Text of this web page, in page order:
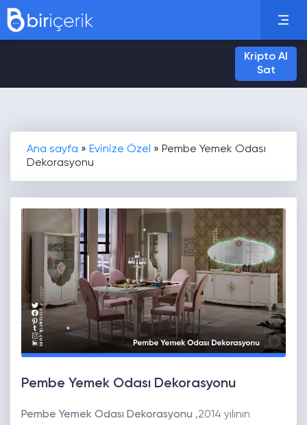
Kripto Al
Sat
Ana sayfa » Evinize Özel » Pembe Yemek Odası
Dekorasyonu
Pembe Yemek Odası Dekorasyonu
Pembe Yemek Odası Dekorasyonu ,2014 yılının